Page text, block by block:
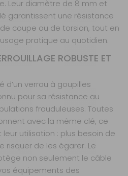
Leur diamètre de 8 mm et
garantissent une résistance
coupe ou de torsion, tout en
pratique au quotidien.
ROBUSTE ET
verrou à goupilles
pour sa résistance au
frauduleuses. Toutes
avec la même clé, ce
utilisation : plus besoin de
risquer de les égarer. Le
non seulement le câble
équipements des